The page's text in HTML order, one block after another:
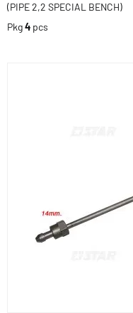
(PIPE 2,2 SPECIAL BENCH)
Pkg4 pcs